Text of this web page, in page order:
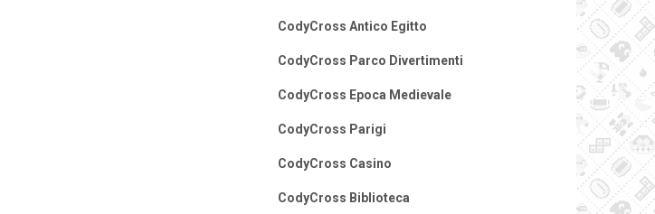
CodyCross Antico Egitto
CodyCross Parco Divertimenti
CodyCross Epoca Medievale
CodyCross Parigi
CodyCross Casino
CodyCross Biblioteca